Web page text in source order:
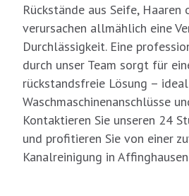
Rückstände aus Seife, Haaren
verursachen allmählich eine
Durchlässigkeit. Eine
durch unser Team sorgt für
rückstandsfreie Lösung –
Waschmaschinenanschlüsse
Kontaktieren Sie unseren 24
und profitieren Sie von einer
Kanalreinigung in